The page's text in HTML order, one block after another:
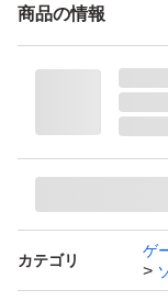
商品の情報
カテゴリ
ゲ